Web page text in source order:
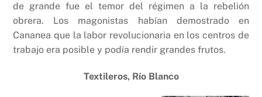
de grande fue el temor del régimen a la rebelión
obrera. Los magonistas habían demostrado en
Cananea que la labor revolucionaria en los centros de
trabajo era posible y podía rendir grandes frutos.
Textileros, Río Blanco